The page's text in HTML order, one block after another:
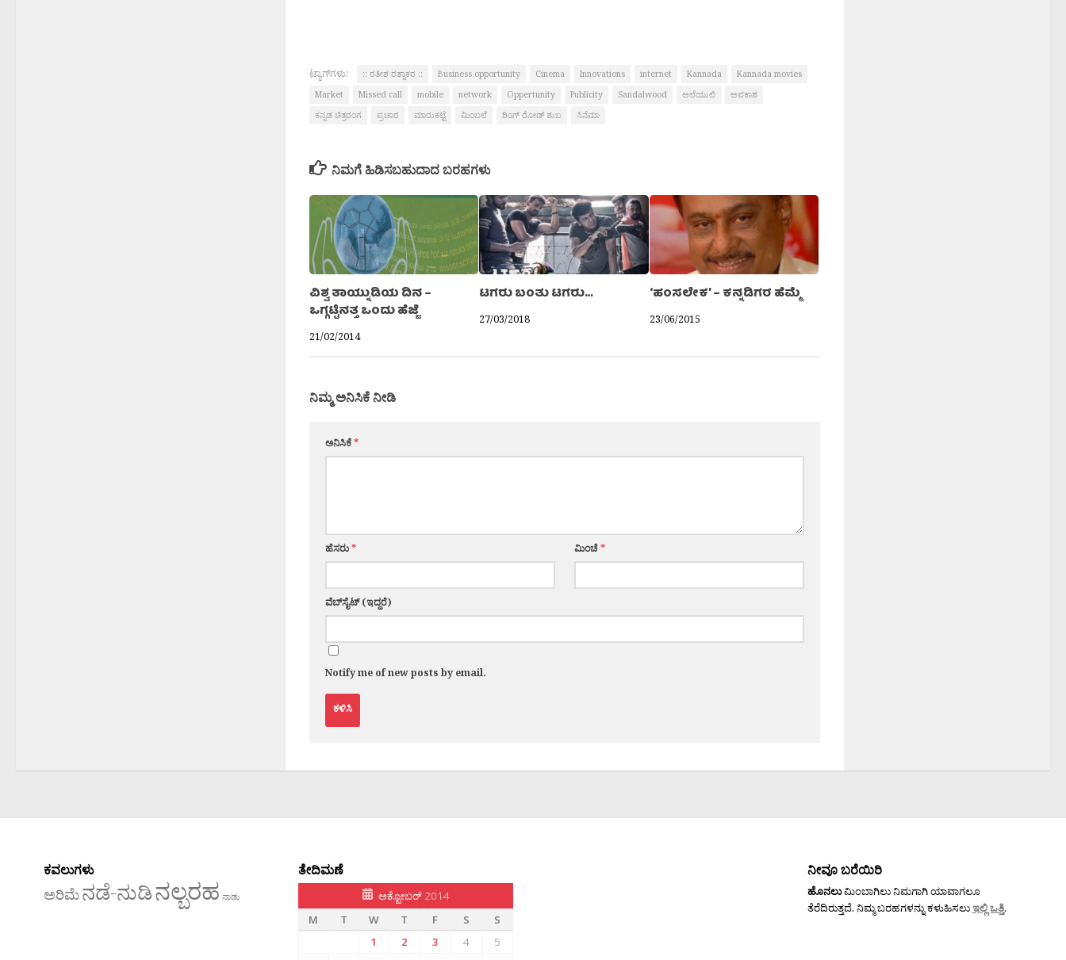
ಟ್ಯಾಗ್‌ಗಳು: :: ರತೀಶ ರತ್ನಾಕರ :: Business opportunity Cinema Innovations internet Kannada
Kannada movies
Market
Missed call mobile network Oppertunity Publicity Sandalwood ಅಲೆಯುಲಿ
ಅವಕಾಶ
ಕನ್ನಡ ಚಿತ್ರರಂಗ
ಪ್ರಚಾರ ಮಾರುಕಟ್ಟೆ ಮಿಂಬಲೆ ರಿಂಗ್ ರೋಡ್ ಶುಬ ಸಿನೆಮಾ
ನಿಮಗೆ ಹಿಡಿಸಬಹುದಾದ ಬರಹಗಳು
ವಿಶ್ವ ತಾಯ್ನುಡಿಯ ದಿನ –
ಒಗ್ಗಟ್ಟಿನತ್ತ ಒಂದು ಹೆಜ್ಜೆ
21/02/2014
ಟಗರು ಬಂತು ಟಗರು…
27/03/2018
‘ಹಂಸಲೇಕ’ – ಕನ್ನಡಿಗರ ಹೆಮ್ಮೆ
23/06/2015
ನಿಮ್ಮ ಅನಿಸಿಕೆ ನೀಡಿ
ಅನಿಸಿಕೆ*
ಹೆಸರು* ಮಿಂಚೆ*
ವೆಬ್‌ಸೈಟ್ (ಇದ್ದರೆ)
Notify me of new posts by email.
ಕವಲುಗಳು
ಅರಿಮೆನಡೆ-ನುಡಿನಲ್ಬರಹ ನಾಡು
ತೇದಿಮಣೆ
ಅಕ್ಟೋಬರ್ 2014
M
T W T F S
S
1
2 3 4
5
ನೀವೂ ಬರೆಯಿರಿ
ಹೊನಲುಮಿಂಬಾಗಿಲು ನಿಮಗಾಗಿ ಯಾವಾಗಲೂ
ತೆರೆದಿರುತ್ತದೆ. ನಿಮ್ಮ ಬರಹಗಳನ್ನು ಕಳುಹಿಸಲುಇಲ್ಲಿ ಒತ್ತಿ.